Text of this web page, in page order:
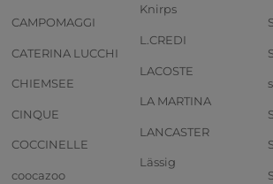
CAMPOMAGGI
CATERINA LUCCHI
CHIEMSEE
CINQUE
COCCINELLE
coocazoo
Knirps
L.CREDI
LACOSTE
LA MARTINA
LANCASTER
Lässig